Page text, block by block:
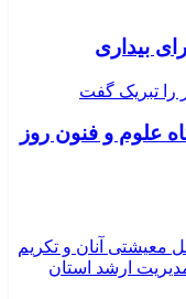
بیداری
علوم و فنون روز